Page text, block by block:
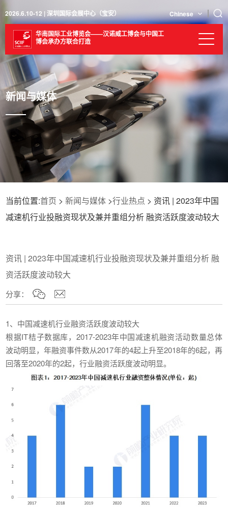
2026.6.10-12 | 深圳国际会展中心（宝安） Chinese
华南国际工业博览会——汉诺威工博会与中国工
博会承办方联合打造
新闻与媒体
当前位置:首页 >新闻与媒体 >行业热点 > 资讯 | 2023年中国
减速机行业投融资现状及兼并重组分析 融资活跃度波动较大
资讯 | 2023年中国减速机行业投融资现状及兼并重组分析 融
资活跃度波动较大
分享：
1、中国减速机行业融资活跃度波动较大
根据IT桔子数据库，2017-2023年中国减速机融资活动数量总体
波动明显，年融资事件数从2017年的4起上升至2018年的6起，再
回落至2020年的2起，行业融资活跃度波动明显。